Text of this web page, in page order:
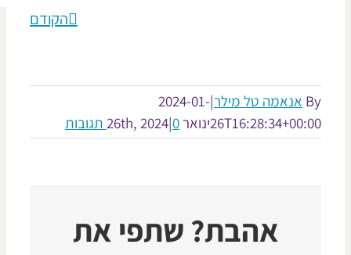
הקודם
אנאמה טל מילר|
2024-01-
ינואר 26th, 2024 |0 תגובות
אהבת? שתפי את